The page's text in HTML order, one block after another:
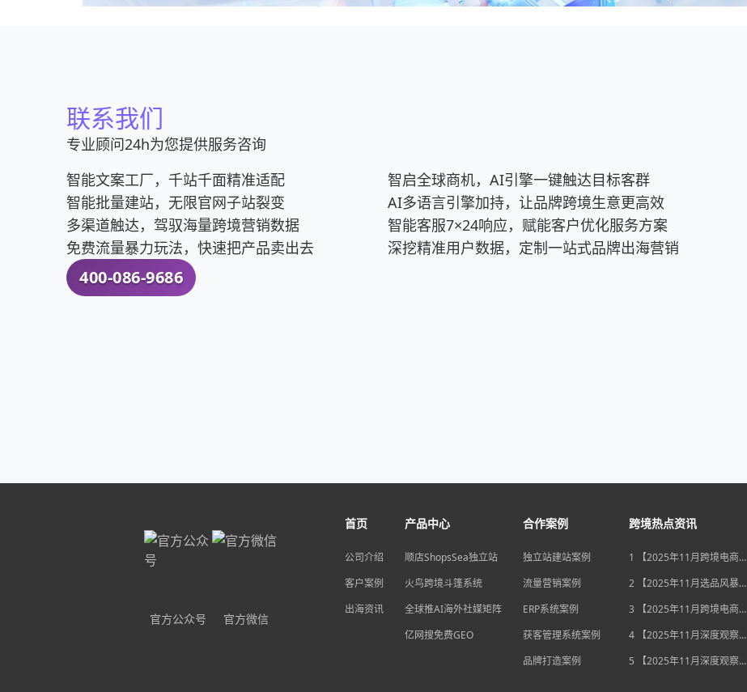
联系我们
专业顾问24h为您提供服务咨询
智能文案工厂，千站千面精准适配
智能批量建站，无限官网子站裂变
多渠道触达，驾驭海量跨境营销数据
免费流量暴力玩法，快速把产品卖出去
400-086-9686
智启全球商机，AI引擎一键触达目标客群
AI多语言引擎加持，让品牌跨境生意更高效
智能客服7×24响应，赋能客户优化服务方案
深挖精准用户数据，定制一站式品牌出海营销
官方公众号 官方微信
首页
公司介绍
客户案例
出海资讯
产品中心
顺店ShopsSea独立站
火鸟跨境斗篷系统
全球推AI海外社媒矩阵
亿网搜免费GEO
合作案例
独立站建站案例
流量营销案例
ERP系统案例
获客管理系统案例
品牌打造案例
跨境热点资讯
1 【2025年11月跨境电商大
独立站流量自主权如何突
2 【2025年11月选品风暴】
后，跨境电商如何抢占数字
3 【2025年11月跨境电商新
宽，独立站卖家如何借势突
4 【2025年11月深度观察】
后，跨境电商如何用“自主流
5 【2025年11月深度观察】